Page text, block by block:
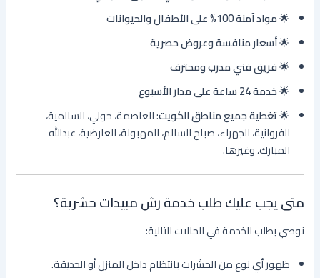
🌟مواد آمنة 100% على الأطفال والحيوانات
🌟أسعار منافسة وعروض حصرية
🌟فريق فني مدرب ومحترف
🌟خدمة 24 ساعة على مدار الأسبوع
🌟تغطية جميع مناطق الكويت: العاصمة، حولي، السالمية،
الفروانية، الجهراء، صباح السالم، المهبولة، العارضية، عبدالله
المبارك، وغيرها.
متى يجب عليك طلب خدمة رش مبيدات حشرية؟
نوصي بطلب الخدمة في الحالات التالية:
ظهور أي نوع من الحشرات بانتظام داخل المنزل أو الحديقة.